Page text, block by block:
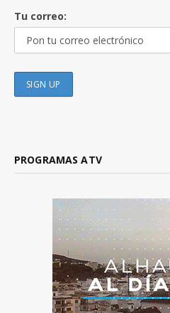
Tu correo:
PROGRAMAS ATV